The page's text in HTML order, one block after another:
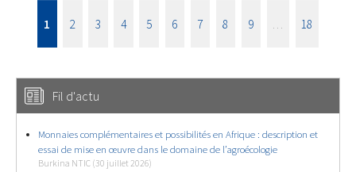
1 2 3 4 5 6 7 8 9 18
Fil d'actu
Monnaies complémentaires et possibilités en Afrique : description et
essai de mise en œuvre dans le domaine de l’agroécologie
Burkina NTIC (30 juillet 2026)